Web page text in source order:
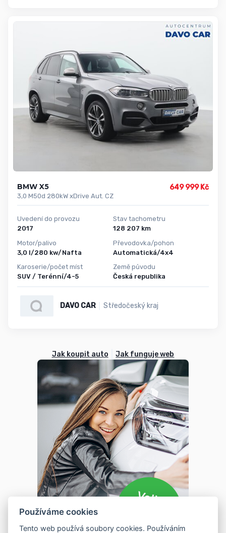
BMW X5
3,0 M50d 280kW xDrive Aut. CZ
649 999 Kč
Uvedení do provozu
2017
Motor/palivo
3,0 l/280 kw/Nafta
Karoserie/počet míst
SUV / Terénní/4-5
Stav tachometru
128 207 km
Převodovka/pohon
Automatická/4x4
Země původu
Česká republika
DAVO CAR Středočeský kraj
Jak koupit auto Jak funguje web
Používáme cookies
Tento web používá soubory cookies. Používáním